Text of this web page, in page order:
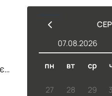
07.08.2026
пн вт ср
27 28 29